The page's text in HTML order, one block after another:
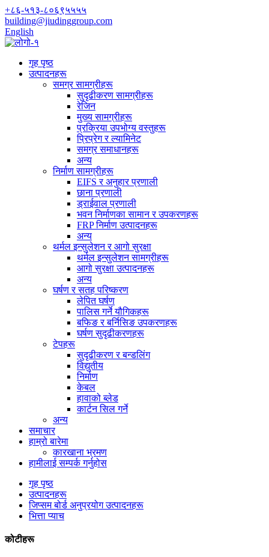
+८६-५१३-८०६९५५५५
building@jiudinggroup.com
English
गृह पृष्ठ
उत्पादनहरू
समग्र सामग्रीहरू
सुदृढीकरण सामग्रीहरू
रेजिन
मुख्य सामग्रीहरू
प्रक्रिया उपभोग्य वस्तुहरू
प्रिप्रेग र ल्यामिनेट
समग्र समाधानहरू
अन्य
निर्माण सामग्रीहरू
EIFS र अनुहार प्रणाली
छाना प्रणाली
ड्राईवाल प्रणाली
भवन निर्माणका सामान र उपकरणहरू
FRP निर्माण उत्पादनहरू
अन्य
थर्मल इन्सुलेशन र आगो सुरक्षा
थर्मल इन्सुलेशन सामग्रीहरू
आगो सुरक्षा उत्पादनहरू
अन्य
घर्षण र सतह परिष्करण
लेपित घर्षण
पालिस गर्ने यौगिकहरू
बफिङ र बर्निसिङ उपकरणहरू
घर्षण सुदृढीकरणहरू
टेपहरू
सुदृढीकरण र बन्डलिंग
विद्युतीय
निर्माण
केबल
हावाको ब्लेड
कार्टन सिल गर्ने
अन्य
समाचार
हाम्रो बारेमा
कारखाना भ्रमण
हामीलाई सम्पर्क गर्नुहोस
गृह पृष्ठ
उत्पादनहरू
जिप्सम बोर्ड अनुप्रयोग उत्पादनहरू
भित्ता प्याच
कोटीहरू